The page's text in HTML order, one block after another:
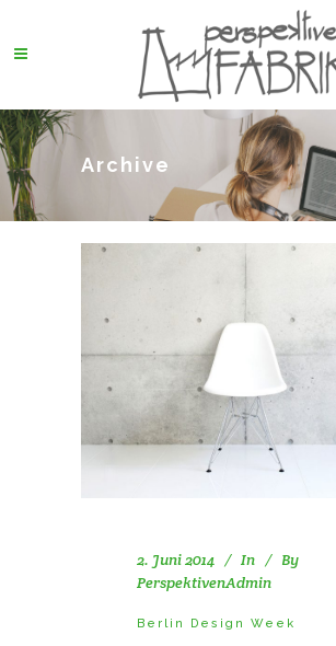
Archive
2. Juni 2014 In
By
PerspektivenAdmin
Berlin Design Week